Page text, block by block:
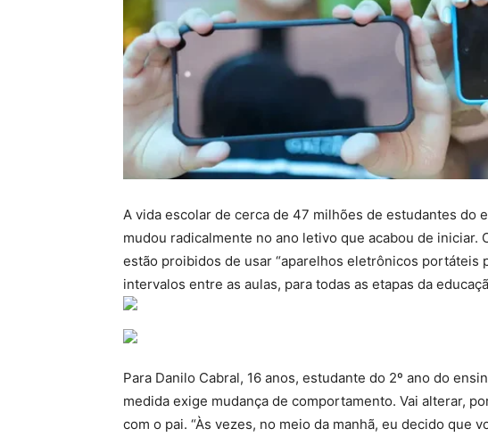
A vida escolar de cerca de 47 milhões de estudantes do
mudou radicalmente no ano letivo que acabou de iniciar.
estão proibidos de usar “aparelhos eletrônicos portáteis
intervalos entre as aulas, para todas as etapas da
Para Danilo Cabral, 16 anos, estudante do 2º ano do
medida exige mudança de comportamento. Vai alterar,
com o pai. “Às vezes, no meio da manhã, eu decido que